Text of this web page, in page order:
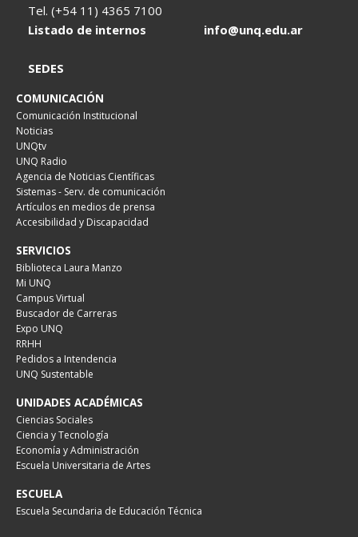
Tel. (+54 11) 4365 7100
Listado de internos
info@unq.edu.ar
SEDES
COMUNICACIÓN
Comunicación Institucional
Noticias
UNQtv
UNQ Radio
Agencia de Noticias Científicas
Sistemas - Serv. de comunicación
Artículos en medios de prensa
Accesibilidad y Discapacidad
SERVICIOS
Biblioteca Laura Manzo
Mi UNQ
Campus Virtual
Buscador de Carreras
Expo UNQ
RRHH
Pedidos a Intendencia
UNQ Sustentable
UNIDADES ACADÉMICAS
Ciencias Sociales
Ciencia y Tecnología
Economía y Administración
Escuela Universitaria de Artes
ESCUELA
Escuela Secundaria de Educación Técnica